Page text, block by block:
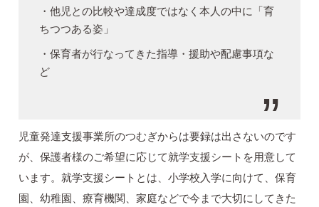
・他児との比較や達成度ではなく本人の中に「育
ちつつある姿」
・保育者が行なってきた指導・援助や配慮事項な
ど
児童発達支援事業所のつむぎからは要録は出さないのです
が、保護者様のご希望に応じて就学支援シートを用意して
います。就学支援シートとは、小学校入学に向けて、保育
園、幼稚園、療育機関、家庭などで今まで大切にしてきた